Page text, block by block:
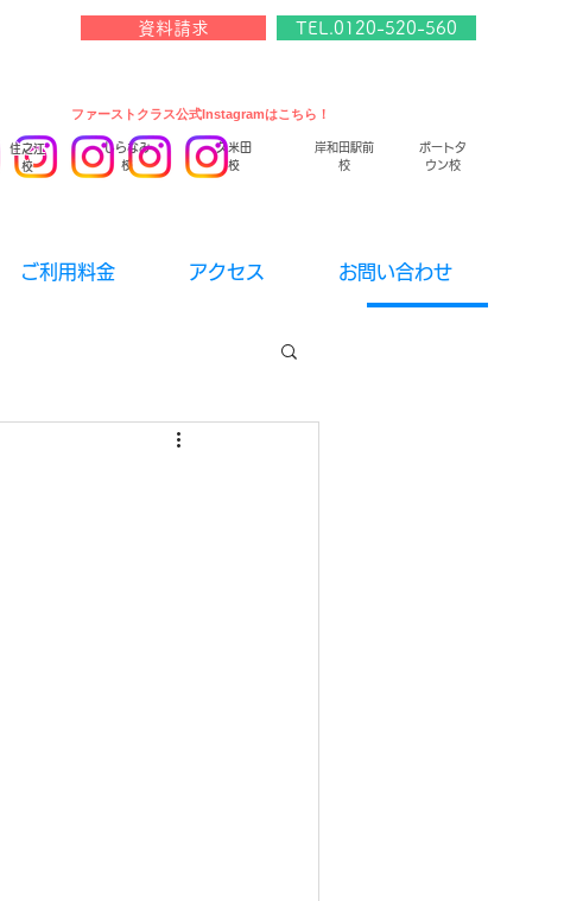
資料請求 TEL.0120-520-560
​ファーストクラス公式Instagramはこちら！
しらなみ
校
久米田
校
岸和田駅前
校
ポートタ
ウン校
住之江
校
ご利用料金 アクセス お問い合わせ